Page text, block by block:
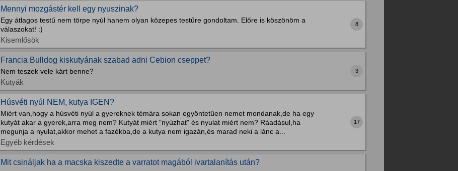
Mennyi mozgástér kell egy nyuszinak?
Egy átlagos testű nem törpe nyúl hanem olyan közepes testűre gondoltam. Előre is köszönöm a
válaszokat! :)
Kisemlősök
8
Francia Bulldog kiskutyának szabad adni Cebion cseppet?
Nem teszek vele kárt benne?
Kutyák
3
Húsvéti nyúl NEM, kutya IGEN?
Miért van,hogy a húsvéti nyúl a gyereknek témára sokan egyöntetűen nemet mondanak,de ha egy
kutyát akar a gyerek,arra meg nem? Kutyát miért "nyúzhat" és nyulat miért nem? Ráadásul,ha
megunja a nyulat,akkor mehet a fazékba,de a kutya nem igazán,és marad neki a lánc a...
Egyéb kérdések
17
Mit csináljak ha a macska kiszedte a varratot magából ivartalanítás után?